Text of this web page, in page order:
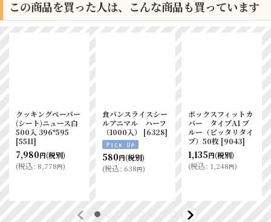
この商品を買った人は、こんな商品も買っています
クッキングペーパー
(シート)ニュース白
500入 396*595
[5511]
7,980円(税別)
(税込: 8,778円)
食パンスライスシー
ルアニマル ハーフ
（1000入）
[6328]
580円(税別)
(税込: 638円)
ボックスフィットカ
バー タイプA1 ブ
ルー（ピッタリタイ
プ）50枚 [9043]
1,135円(税別)
(税込: 1,248円)